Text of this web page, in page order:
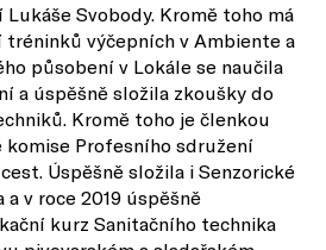
Svobody. Kromě toho má
tréninků výčepních v Ambiente a
působení v Lokále se naučila
a úspěšně složila zkoušky do
Kromě toho je členkou
komise Profesního sdružení
Úspěšně složila i Senzorické
a v roce 2019 úspěšně
kurz Sanitačního technika